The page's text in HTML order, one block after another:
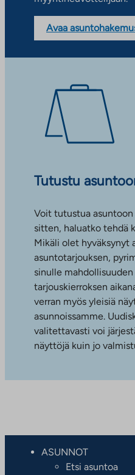
Avaa
Tutustu
Voit tutustua asuntoon
sitten, haluatko tehdä
Mikäli olet hyväksynyt
asuntotarjouksen,
sinulle
tarjouskierroksen
verran myös yleisiä
asunnoissamme.
valitettavasti voi
näyttöjä kuin jo
ASUNNOT
Etsi asuntoa